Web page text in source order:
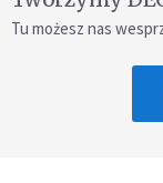
Tu możesz nas